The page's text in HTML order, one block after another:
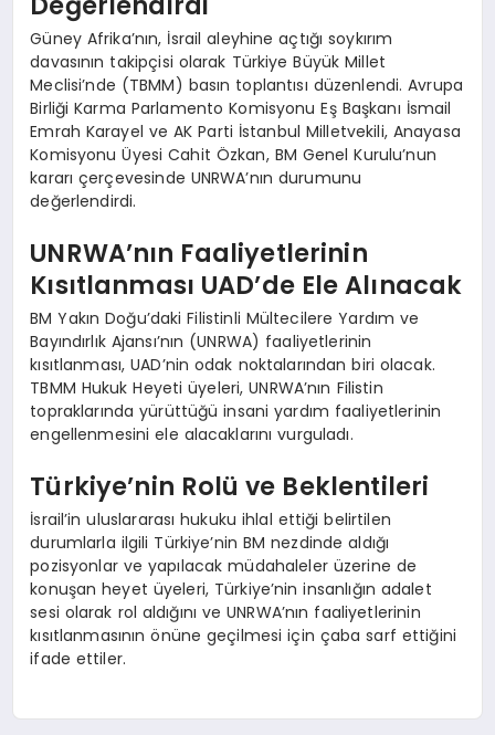
Güney Afrika’nın, İsrail aleyhine açtığı soykırım
davasının takipçisi olarak Türkiye Büyük Millet
Meclisi’nde (TBMM) basın toplantısı düzenlendi. Avrupa
Birliği Karma Parlamento Komisyonu Eş Başkanı İsmail
Emrah Karayel ve AK Parti İstanbul Milletvekili, Anayasa
Komisyonu Üyesi Cahit Özkan, BM Genel Kurulu’nun
kararı çerçevesinde UNRWA’nın durumunu
değerlendirdi.
UNRWA’nın Faaliyetlerinin
Kısıtlanması UAD’de Ele Alınacak
BM Yakın Doğu’daki Filistinli Mültecilere Yardım ve
Bayındırlık Ajansı’nın (UNRWA) faaliyetlerinin
kısıtlanması, UAD’nin odak noktalarından biri olacak.
TBMM Hukuk Heyeti üyeleri, UNRWA’nın Filistin
topraklarında yürüttüğü insani yardım faaliyetlerinin
engellenmesini ele alacaklarını vurguladı.
Türkiye’nin Rolü ve Beklentileri
İsrail’in uluslararası hukuku ihlal ettiği belirtilen
durumlarla ilgili Türkiye’nin BM nezdinde aldığı
pozisyonlar ve yapılacak müdahaleler üzerine de
konuşan heyet üyeleri, Türkiye’nin insanlığın adalet
sesi olarak rol aldığını ve UNRWA’nın faaliyetlerinin
kısıtlanmasının önüne geçilmesi için çaba sarf ettiğini
ifade ettiler.